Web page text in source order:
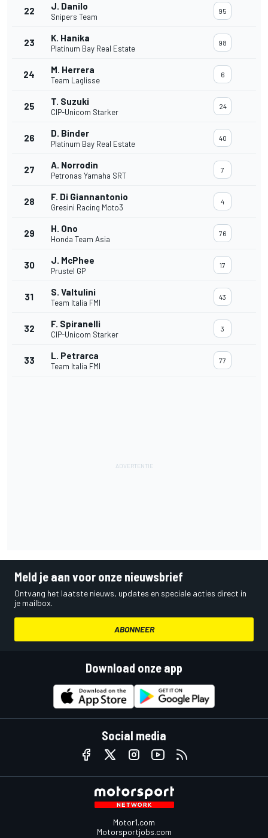
22 J. Danilo
Snipers Team
95
23 K. Hanika
Platinum Bay Real Estate
98
24 M. Herrera
Team Laglisse
6
25 T. Suzuki
CIP-Unicom Starker
24
26 D. Binder
Platinum Bay Real Estate
40
27 A. Norrodin
Petronas Yamaha SRT
7
28 F. Di Giannantonio
Gresini Racing Moto3
4
29 H. Ono
Honda Team Asia
76
30 J. McPhee
Prustel GP
17
31 S. Valtulini
Team Italia FMI
43
32 F. Spiranelli
CIP-Unicom Starker
3
33 L. Petrarca
Team Italia FMI
77
Meld je aan voor onze nieuwsbrief
Ontvang het laatste nieuws, updates en speciale acties direct in
je mailbox.
ABONNEER
Download onze app
Social media
Motor1.com
Motorsportjobs.com